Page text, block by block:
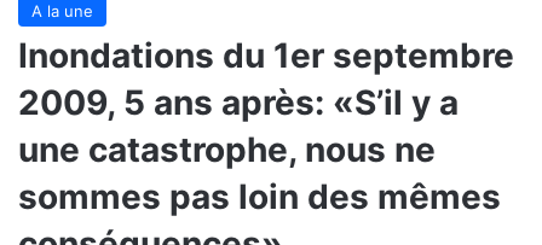
A la une
Inondations du 1er septembre
2009, 5 ans après: «S’il y a
une catastrophe, nous ne
sommes pas loin des mêmes